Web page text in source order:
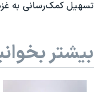
تسهیل کمک‌رسانی به
بیشتر